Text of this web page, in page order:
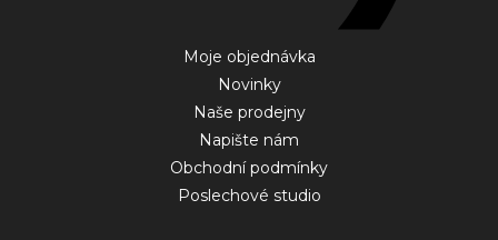
Moje objednávka
Novinky
Naše prodejny
Napište nám
Obchodní podmínky
Poslechové studio